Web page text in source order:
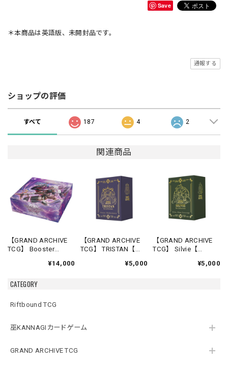
CATEGORY
Riftbound TCG
巫KANNAGIカードゲーム
GRAND ARCHIVE TCG
Save
＊本商品は英語版、未開封品です。
通報する
ショップの評価
すべて 187 4 2
関連商品
【GRAND ARCHIVE
TCG】 Booster
【Mercurial Heart
版》
¥14,000
【GRAND ARCHIVE
TCG】 TRISTAN【
Shadowdancer】《英
¥5,000
【GRAND ARCHIVE
TCG】 Silvie【
Slime Sovereign】¥5,000